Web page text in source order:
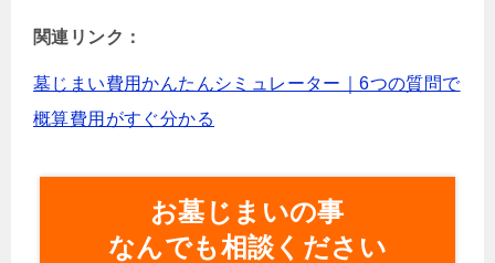
関連リンク：
墓じまい費用かんたんシミュレーター｜6つの質問で
概算費用がすぐ分かる
お墓じまいの事
なんでも相談ください